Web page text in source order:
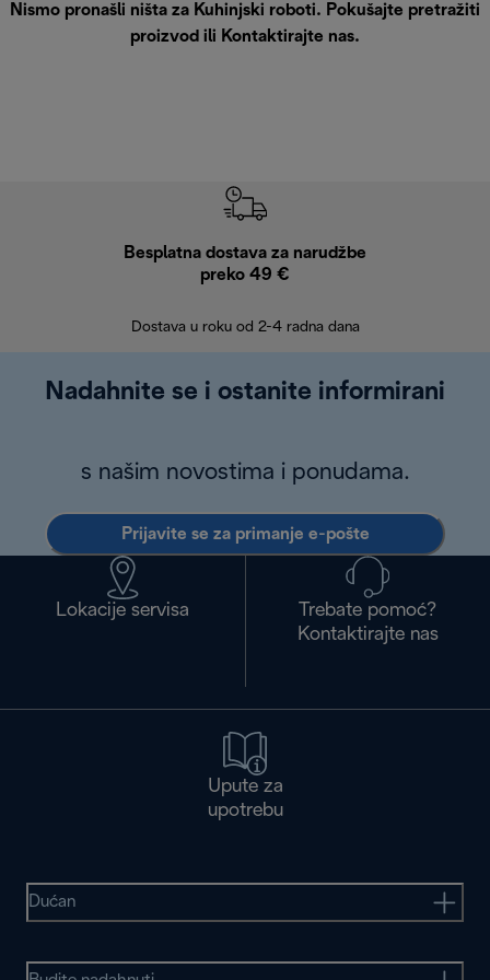
Nismo pronašli ništa za Kuhinjski roboti. Pokušajte pretražiti
proizvod ili Kontaktirajte nas.
Besplatna dostava za narudžbe
preko 49 €
Dostava u roku od 2-4 radna dana
Nadahnite se i ostanite informirani
s našim novostima i ponudama.
Prijavite se za primanje e-pošte
Lokacije servisa
Trebate pomoć?
Kontaktirajte nas
Upute za
upotrebu
Dućan